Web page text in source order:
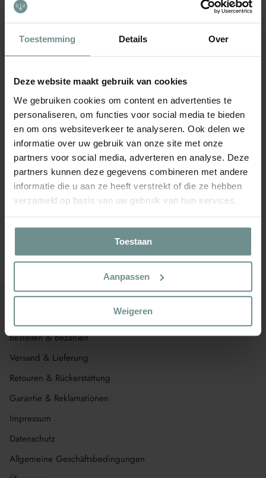
Toestemming Details Over
Deze website maakt gebruik van cookies
We gebruiken cookies om content en advertenties te
personaliseren, om functies voor social media te bieden
en om ons websiteverkeer te analyseren. Ook delen we
informatie over uw gebruik van onze site met onze
partners voor social media, adverteren en analyse. Deze
partners kunnen deze gegevens combineren met andere
informatie die u aan ze heeft verstrekt of die ze hebben
verzameld op basis van uw gebruik van hun services.
Toestaan
Aanpassen
Weigeren
Die Anthrazitfarbe verleiht Ihrem Balkon, der Fensterbank oder
Möglichkeit, Kinder in den Gemüseanbau einzubeziehen, oder
selbst den Weg vom Säen bis zur Ernte zu geniessen.
Ausserdem ist das anthrazitfarbene Schälchen ein passendes
Geschenk für Freunde oder Familie, die gern gärtnern oder mit
einem Küchengarten beginnen möchten.
10 x 33 x 11cm (L x B x H)
Produkt
wird
dem
Warenkorb
hinzugefügt
WHATSAPP
Superschneller Kontakt
Bestellen & Bezahlen
Versand & Lieferung
Retouren & Rückerstattung
Garantie & Reklamationen
Impressum
Datenschutz
Allgemeine Geschäftsbedingungen